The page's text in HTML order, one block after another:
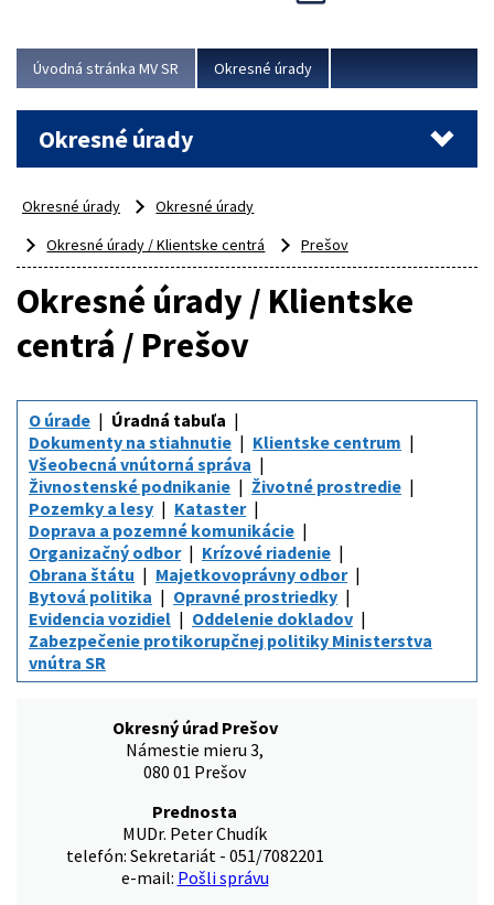
Viac
Úvodná stránka MV SR Okresné úrady
Okresné úrady
Okresné úrady
Okresné úrady
Okresné úrady / Klientske centrá
Prešov
Okresné úrady / Klientske
centrá / Prešov
O úrade
Úradná tabuľa
Dokumenty na stiahnutie
Klientske centrum
Všeobecná vnútorná správa
Živnostenské podnikanie
Životné prostredie
Pozemky a lesy
Kataster
Doprava a pozemné komunikácie
Organizačný odbor
Krízové riadenie
Obrana štátu
Majetkovoprávny odbor
Bytová politika
Opravné prostriedky
Evidencia vozidiel
Oddelenie dokladov
Zabezpečenie protikorupčnej politiky Ministerstva
vnútra SR
Okresný úrad Prešov
Námestie mieru 3,
080 01 Prešov
Prednosta
MUDr. Peter Chudík
telefón: Sekretariát - 051/7082201
e-mail: Pošli správu